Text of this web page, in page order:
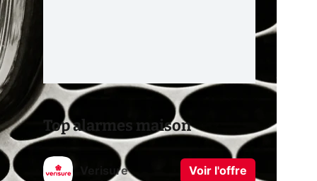
Top alarmes maison
Verisure Voir l'offre